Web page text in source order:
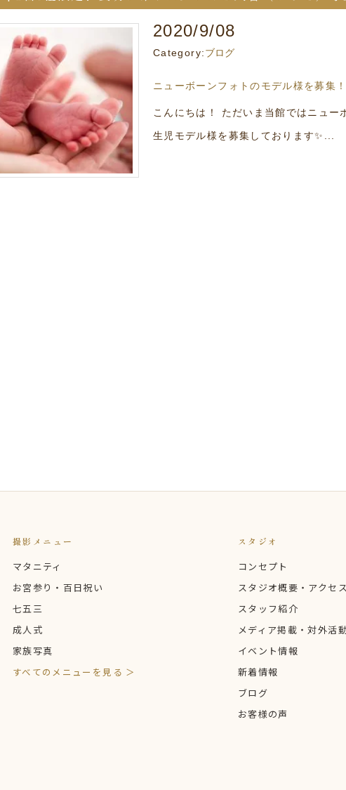
2020/9/08
Category: ブログ
ニューボーンフォトのモデル様を募集！
こんにちは！ ただいま当館ではニュー
生児モデル様を募集しております✨...
撮影メニュー
マタニティ
お宮参り・百日祝い
七五三
成人式
家族写真
すべてのメニューを見る ＞
スタジオ
コンセプト
スタジオ概要・アクセス
スタッフ紹介
メディア掲載・対外活
イベント情報
新着情報
ブログ
お客様の声